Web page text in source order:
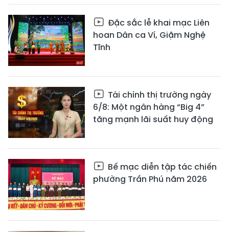
Đặc sắc lễ khai mạc Liên
hoan Dân ca Ví, Giặm Nghệ
Tĩnh
Tài chính thị trường ngày
6/8: Một ngân hàng “Big 4”
tăng mạnh lãi suất huy động
Bế mạc diễn tập tác chiến
phường Trần Phú năm 2026